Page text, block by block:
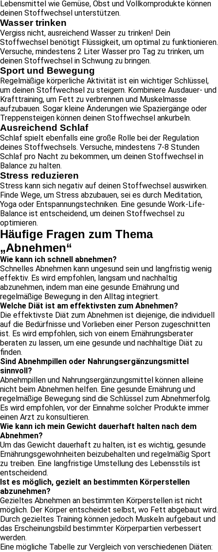
Lebensmittel wie Gemüse, Obst und Vollkornprodukte können
deinen Stoffwechsel unterstützen.
Wasser trinken
Vergiss nicht, ausreichend Wasser zu trinken! Dein
Stoffwechsel benötigt Flüssigkeit, um optimal zu funktionieren.
Versuche, mindestens 2 Liter Wasser pro Tag zu trinken, um
deinen Stoffwechsel in Schwung zu bringen.
Sport und Bewegung
Regelmäßige körperliche Aktivität ist ein wichtiger Schlüssel,
um deinen Stoffwechsel zu steigern. Kombiniere Ausdauer- und
Krafttraining, um Fett zu verbrennen und Muskelmasse
aufzubauen. Sogar kleine Änderungen wie Spaziergänge oder
Treppensteigen können deinen Stoffwechsel ankurbeln.
Ausreichend Schlaf
Schlaf spielt ebenfalls eine große Rolle bei der Regulation
deines Stoffwechsels. Versuche, mindestens 7-8 Stunden
Schlaf pro Nacht zu bekommen, um deinen Stoffwechsel in
Balance zu halten.
Stress reduzieren
Stress kann sich negativ auf deinen Stoffwechsel auswirken.
Finde Wege, um Stress abzubauen, sei es durch Meditation,
Yoga oder Entspannungstechniken. Eine gesunde Work-Life-
Balance ist entscheidend, um deinen Stoffwechsel zu
optimieren.
Häufige Fragen zum Thema
„Abnehmen“
Wie kann ich schnell abnehmen?
Schnelles Abnehmen kann ungesund sein und langfristig wenig
effektiv. Es wird empfohlen, langsam und nachhaltig
abzunehmen, indem man eine gesunde Ernährung und
regelmäßige Bewegung in den Alltag integriert.
Welche Diät ist am effektivsten zum Abnehmen?
Die effektivste Diät zum Abnehmen ist diejenige, die individuell
auf die Bedürfnisse und Vorlieben einer Person zugeschnitten
ist. Es wird empfohlen, sich von einem Ernährungsberater
beraten zu lassen, um eine gesunde und nachhaltige Diät zu
finden.
Sind Abnehmpillen oder Nahrungsergänzungsmittel
sinnvoll?
Abnehmpillen und Nahrungsergänzungsmittel können alleine
nicht beim Abnehmen helfen. Eine gesunde Ernährung und
regelmäßige Bewegung sind die Schlüssel zum Abnehmerfolg.
Es wird empfohlen, vor der Einnahme solcher Produkte immer
einen Arzt zu konsultieren.
Wie kann ich mein Gewicht dauerhaft halten nach dem
Abnehmen?
Um das Gewicht dauerhaft zu halten, ist es wichtig, gesunde
Ernährungsgewohnheiten beizubehalten und regelmäßig Sport
zu treiben. Eine langfristige Umstellung des Lebensstils ist
entscheidend.
Ist es möglich, gezielt an bestimmten Körperstellen
abzunehmen?
Gezieltes Abnehmen an bestimmten Körperstellen ist nicht
möglich. Der Körper entscheidet selbst, wo Fett abgebaut wird.
Durch gezieltes Training können jedoch Muskeln aufgebaut und
das Erscheinungsbild bestimmter Körperpartien verbessert
werden.
Eine mögliche Tabelle zur Vergleich von verschiedenen Diäten: